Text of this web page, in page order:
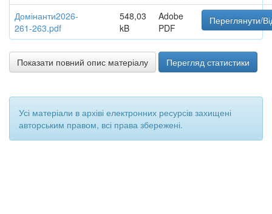
Домінанти2026-
261-263.pdf
548,03
kB
Adobe
PDF
Переглянути/
Показати повний опис матеріалу Перегляд статистики
Усі матеріали в архіві електронних ресурсів захищені
авторським правом, всі права збережені.